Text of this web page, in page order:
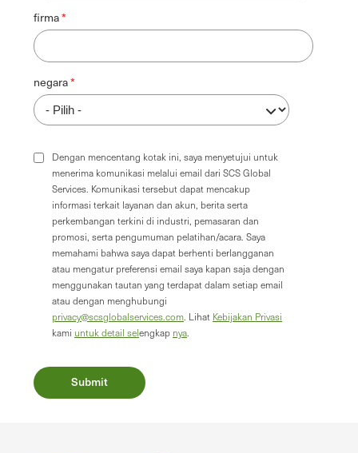
firma
negara
Dengan mencentang kotak ini, saya menyetujui untuk
menerima komunikasi melalui email dari SCS Global
Services. Komunikasi tersebut dapat mencakup
informasi terkait layanan dan akun, berita serta
perkembangan terkini di industri, pemasaran dan
promosi, serta pengumuman pelatihan/acara. Saya
memahami bahwa saya dapat berhenti berlangganan
atau mengatur preferensi email saya kapan saja dengan
menggunakan tautan yang terdapat dalam setiap email
atau dengan menghubungi
privacy@scsglobalservices.com . Lihat Kebijakan Privasi
kami untuk detail selengkap nya